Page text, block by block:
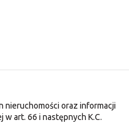
oraz informacji
art. 66 i następnych K.C.